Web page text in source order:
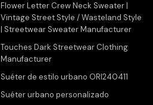
Flower Letter Crew Neck Sweater |
Vintage Street Style / Wasteland Style
| Streetwear Sweater Manufacturer
Touches Dark Streetwear Clothing
Manufacturer
Suéter de estilo urbano ORI240411
Suéter urbano personalizado